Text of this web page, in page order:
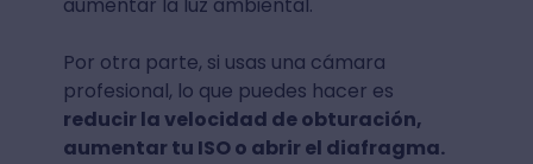
aumentar la luz ambiental.
Por otra parte, si usas una cámara
profesional, lo que puedes hacer es
reducir la velocidad de obturación,
aumentar tu ISO o abrir el diafragma.